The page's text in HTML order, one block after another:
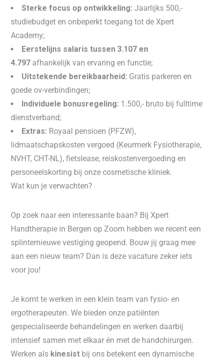
Sterke focus op ontwikkeling: Jaarlijks 500,-
studiebudget en onbeperkt toegang tot de Xpert
Academy;
Eerstelijns salaris tussen 3.107 en
4.797 afhankelijk van ervaring en functie;
Uitstekende bereikbaarheid: Gratis parkeren en
goede ov-verbindingen;
Individuele bonusregeling: 1.500,- bruto bij fulltime
dienstverband;
Extras: Royaal pensioen (PFZW),
lidmaatschapskosten vergoed (Keurmerk Fysiotherapie,
NVHT, CHT-NL), fietslease, reiskostenvergoeding en
personeelskorting bij onze cosmetische kliniek.
Wat kun je verwachten?
Op zoek naar een interessante baan? Bij Xpert
Handtherapie in Bergen op Zoom hebben we recent een
splinternieuwe vestiging geopend. Bouw jij graag mee
aan een nieuw team? Dan is deze vacature zeker iets
voor jou!
Je komt te werken in een klein team van fysio- en
ergotherapeuten. We bieden onze patiënten
gespecialiseerde behandelingen en werken daarbij
intensief samen met elkaar én met de handchirurgen.
Werken als kinesist bij ons betekent een dynamische